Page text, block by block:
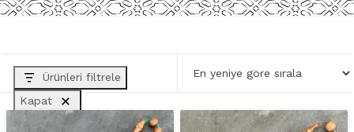
Ürünleri filtrele
Kapat
HAMMADDE